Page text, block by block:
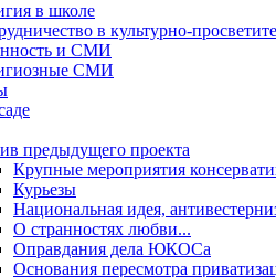
в школе
в культурно-
и СМИ
СМИ
предыдущего проекта
Крупные мероприятия
Курьезы
Национальная идея,
О странностях любви...
Оправдания дела ЮКОСа
Основания пересмотра